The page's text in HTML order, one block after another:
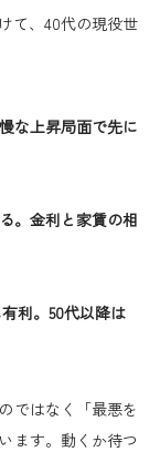
て、40代の現役世
な上昇局面で先に
。金利と家賃の相
利。50代以降は
ではなく「最悪を
ます。動くか待つ